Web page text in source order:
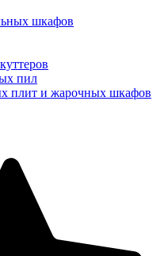
шкафов
пил
и жарочных шкафов